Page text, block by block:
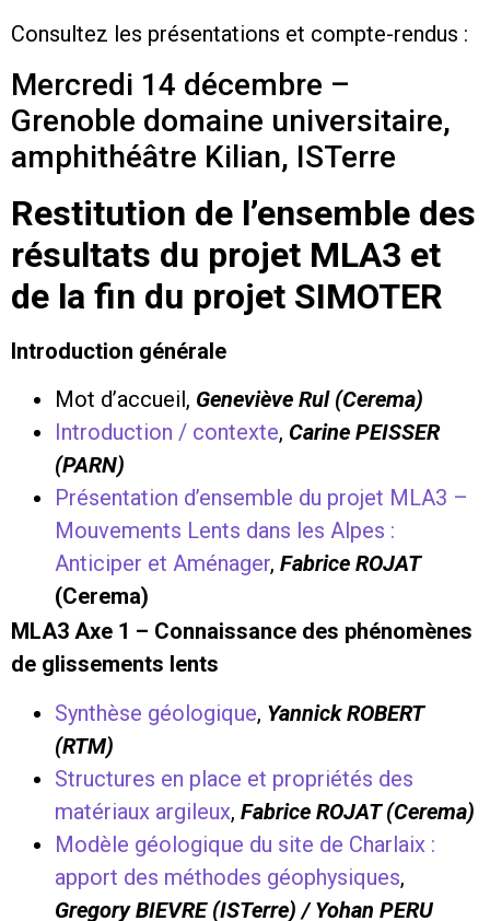
Consultez les présentations et compte-rendus :
Mercredi 14 décembre –
Grenoble domaine universitaire,
amphithéâtre Kilian, ISTerre
Restitution de l’ensemble des
résultats du projet MLA3 et
de la fin du projet SIMOTER
Introduction générale
Mot d’accueil, Geneviève Rul (Cerema)
Introduction / contexte, Carine PEISSER
(PARN)
Présentation d’ensemble du projet MLA3 –
Mouvements Lents dans les Alpes :
Anticiper et Aménager, Fabrice ROJAT
(Cerema)
MLA3 Axe 1 – Connaissance des phénomènes
de glissements lents
Synthèse géologique, Yannick ROBERT
(RTM)
Structures en place et propriétés des
matériaux argileux, Fabrice ROJAT (Cerema)
Modèle géologique du site de Charlaix :
apport des méthodes géophysiques,
Gregory BIEVRE (ISTerre) / Yohan PERU